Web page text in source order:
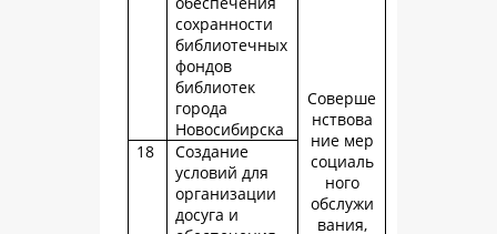
Соверше
нствова
ние мер
социаль
ного
обслужи
вания,
сохранности
библиотечных
фондов
библиотек
города
Новосибирска
18
Создание
условий для
организации
досуга и